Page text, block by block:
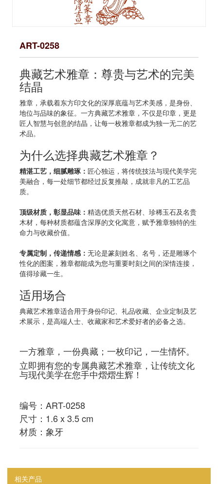
ART-0258
典藏艺术雅章：尊贵与艺术的完美
结晶
雅章，承载着东方印文化的深厚底蕴与艺术美感，是身份、
地位与品味的象征。一方典藏艺术雅章，不仅是印章，更是
匠人智慧与创意的结晶，让每一枚雅章都成为独一无二的艺
术品。
为什么选择典藏艺术雅章？
精湛工艺，细腻雕琢： 匠心独运，将传统技法与现代美学完
美融合，每一处细节都经过反复推敲，成就非凡的工艺品
质。
顶级材质，彰显品味： 精选优质天然石材、珍稀玉石及名贵
木材，每种材质都蕴含深厚的文化寓意，赋予雅章独特的生
命力与收藏价值。
专属定制，传递情感： 无论是篆刻姓名、名号，还是雕琢个
性化的图案，雅章都能成为您与重要时刻之间的深情连接，
值得珍藏一生。
适用场合
典藏艺术雅章适合用于身份印记、礼品收藏、企业定制及艺
术展示，是高端人士、收藏家和艺术爱好者的必备之选。
一方雅章，一份典藏；一枚印记，一生情怀。
立即拥有您的专属典藏艺术雅章，让传统文化
与现代美学在您手中熠熠生辉！
编号：ART-0258
尺寸：1.6 x 3.5 cm
材质：象牙
相关产品